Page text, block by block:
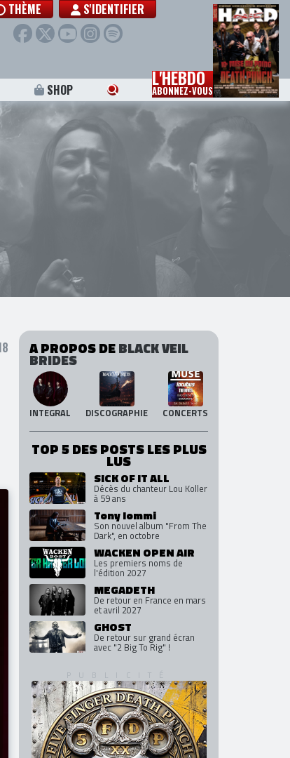
THÈME S'IDENTIFIER
SHOP L'HEBDO
ABONNEZ-VOUS
A PROPOS DEBLACK VEIL
BRIDES
INTEGRAL DISCOGRAPHIE CONCERTS
TOP 5 DES POSTS LES PLUS
LUS
SICK OF IT ALL
Décès du chanteur Lou Koller
à 59 ans
Tony Iommi
Son nouvel album "From The
Dark", en octobre
WACKEN OPEN AIR
Les premiers noms de
l'édition 2027
MEGADETH
De retour en France en mars
et avril 2027
GHOST
De retour sur grand écran
avec "2 Big To Rig" !